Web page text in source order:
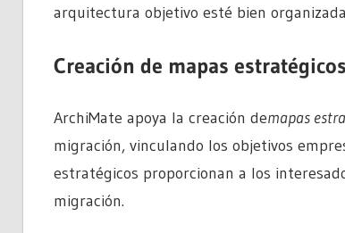
arquitectura objetivo esté bien
Creación de mapas estratégicos
ArchiMate apoya la creación demapas
migración, vinculando los objetivos
estratégicos proporcionan a los
migración.